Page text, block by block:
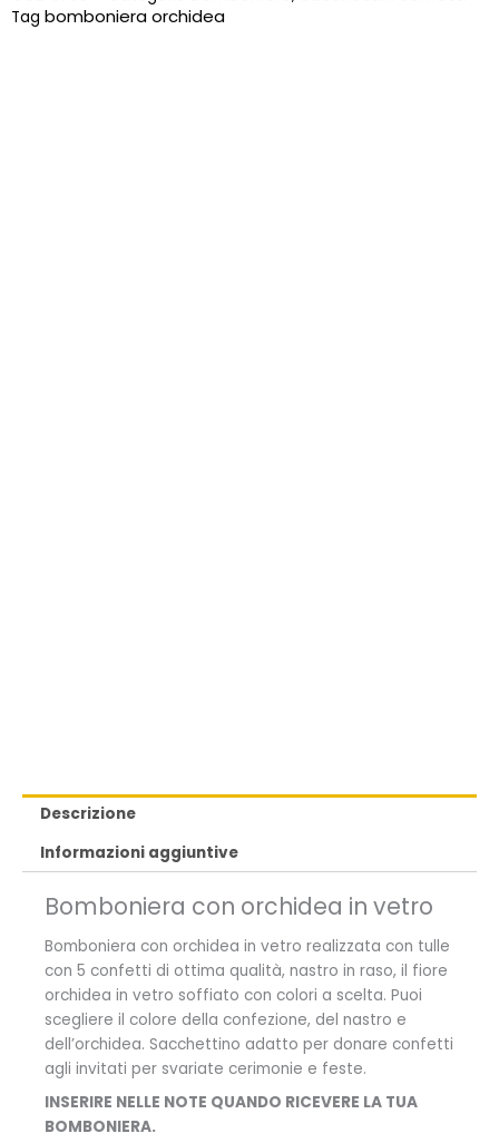
Tag bomboniera orchidea
Descrizione
Informazioni aggiuntive
Bomboniera con orchidea in vetro
Bomboniera con orchidea in vetro realizzata con tulle
con 5 confetti di ottima qualità, nastro in raso, il fiore
orchidea in vetro soffiato con colori a scelta. Puoi
scegliere il colore della confezione, del nastro e
dell’orchidea. Sacchettino adatto per donare confetti
agli invitati per svariate cerimonie e feste.
INSERIRE NELLE NOTE QUANDO RICEVERE LA TUA
BOMBONIERA.